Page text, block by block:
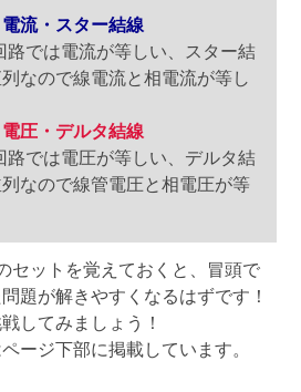
流・スター結線
路では電流が等しい、スター結
なので線電流と相電流が等し
圧・デルタ結線
路では電圧が等しい、デルタ結
なので線管電圧と相電圧が等
セットを覚えておくと、冒頭で
題が解きやすくなるはずです！
してみましょう！
ージ下部に掲載しています。